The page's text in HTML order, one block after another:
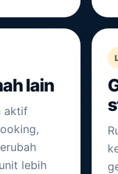
lain
aktif
lebih